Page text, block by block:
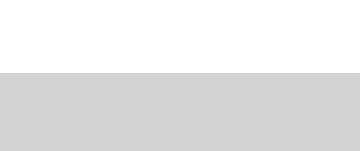
de tela